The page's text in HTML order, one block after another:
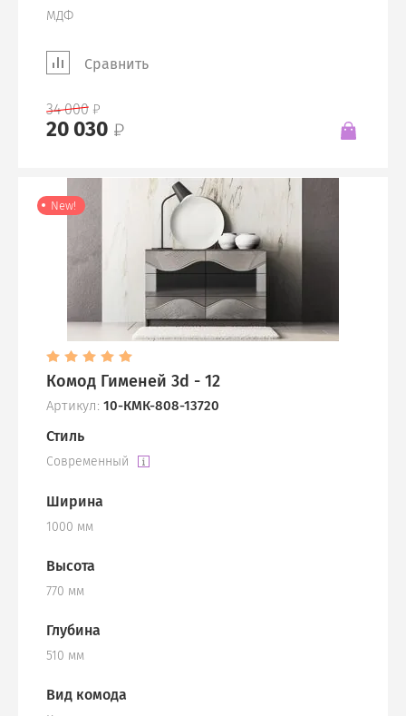
МДФ
Сравнить
34 000
20 030
New!
Комод Гименей 3d - 12
Артикул: 10-КМК-808-13720
Стиль
Современный
Ширина
1000 мм
Высота
770 мм
Глубина
510 мм
Вид комода